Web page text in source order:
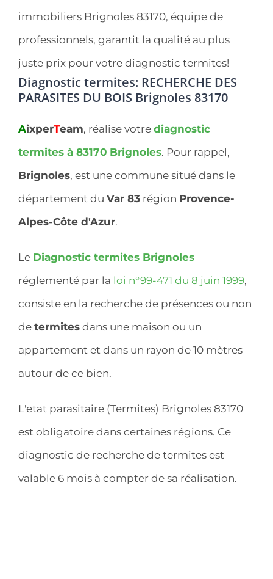
immobiliers Brignoles 83170, équipe de
professionnels, garantit la qualité au plus
juste prix pour votre diagnostic termites!
Diagnostic termites: RECHERCHE DES
PARASITES DU BOIS Brignoles 83170
AixperTeam, réalise votre diagnostic
termites à 83170 Brignoles. Pour rappel,
Brignoles, est une commune situé dans le
département du Var 83 région Provence-
Alpes-Côte d'Azur.
Le Diagnostic termites Brignoles
réglementé par la loi n°99-471 du 8 juin 1999,
consiste en la recherche de présences ou non
de termites dans une maison ou un
appartement et dans un rayon de 10 mètres
autour de ce bien.
L'etat parasitaire (Termites) Brignoles 83170
est obligatoire dans certaines régions. Ce
diagnostic de recherche de termites est
valable 6 mois à compter de sa réalisation.